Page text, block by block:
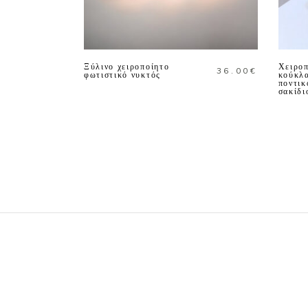
Ξύλινο χειροποίητο
φωτιστικό νυκτός
36.00 €